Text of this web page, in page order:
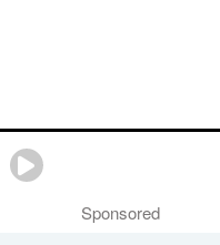
Sponsored